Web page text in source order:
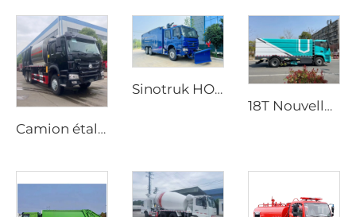
Camion étaleur de gravier synchronisé HOWO neuf, transmission manuelle, moteur diesel, prix du fabricant
Sinotruk HOWO 6X4 Nouveau Bon Marché Véhicule de Lutte contre les Incendies à Mousse Haute Pression Haute Qualité
18T Nouvelle Énergie Haute Performance Balayeuse Électrique Durable Camion Balayeuse Électrique pour Lavage et Balayage